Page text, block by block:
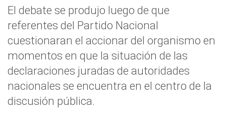
El debate se produjo luego de que
referentes del Partido Nacional
cuestionaran el accionar del organismo en
momentos en que la situación de las
declaraciones juradas de autoridades
nacionales se encuentra en el centro de la
discusión pública.